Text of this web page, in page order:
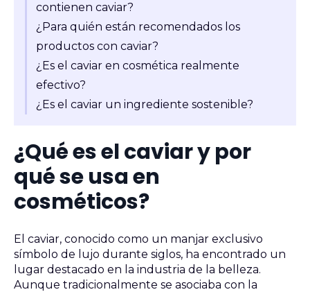
contienen caviar?
¿Para quién están recomendados los
productos con caviar?
¿Es el caviar en cosmética realmente
efectivo?
¿Es el caviar un ingrediente sostenible?
¿Qué es el caviar y por
qué se usa en
cosméticos?
El caviar, conocido como un manjar exclusivo
símbolo de lujo durante siglos, ha encontrado un
lugar destacado en la industria de la belleza.
Aunque tradicionalmente se asociaba con la